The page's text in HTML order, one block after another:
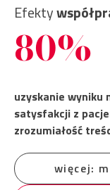
Efekty
80%
uzyskanie wyniku
satysfakcji z
zrozumiałość
więcej: